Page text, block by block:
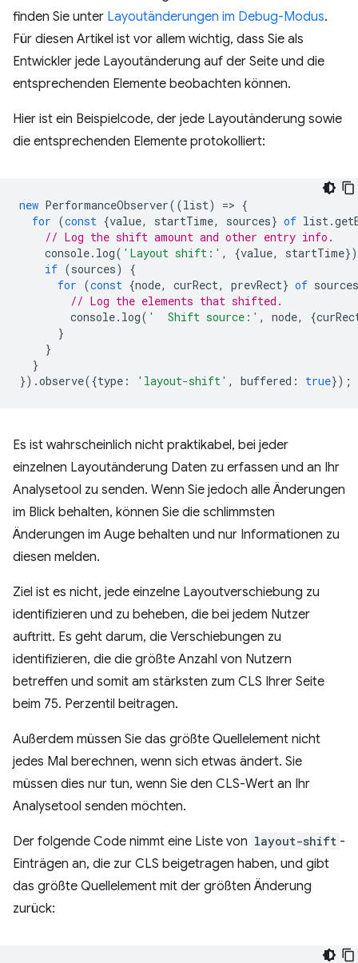
finden Sie unter Layoutänderungen im Debug-Modus.
Für diesen Artikel ist vor allem wichtig, dass Sie als
Entwickler jede Layoutänderung auf der Seite und die
entsprechenden Elemente beobachten können.
Hier ist ein Beispielcode, der jede Layoutänderung sowie
die entsprechenden Elemente protokolliert:
new PerformanceObserver((list) => {
for (const {value, startTime, sources} of list .
// Log the shift amount and other entry info.
console. log( 'Layout shift:' , {value, startTime
if (sources)
{
for (const {node, curRect, prevRect} of sources
// Log the elements that shifted.
console. log( '  Shift source:' , node, {
}
}
}
}).observe({type : 'layout-shift' , buffered : true});
Es ist wahrscheinlich nicht praktikabel, bei jeder
einzelnen Layoutänderung Daten zu erfassen und an Ihr
Analysetool zu senden. Wenn Sie jedoch alle Änderungen
im Blick behalten, können Sie die schlimmsten
Änderungen im Auge behalten und nur Informationen zu
diesen melden.
Ziel ist es nicht, jede einzelne Layoutverschiebung zu
identifizieren und zu beheben, die bei jedem Nutzer
auftritt. Es geht darum, die Verschiebungen zu
identifizieren, die die größte Anzahl von Nutzern
betreffen und somit am stärksten zum CLS Ihrer Seite
beim 75. Perzentil beitragen.
Außerdem müssen Sie das größte Quellelement nicht
jedes Mal berechnen, wenn sich etwas ändert. Sie
müssen dies nur tun, wenn Sie den CLS-Wert an Ihr
Analysetool senden möchten.
Der folgende Code nimmt eine Liste von layout-shift -
Einträgen an, die zur CLS beigetragen haben, und gibt
das größte Quellelement mit der größten Änderung
zurück: